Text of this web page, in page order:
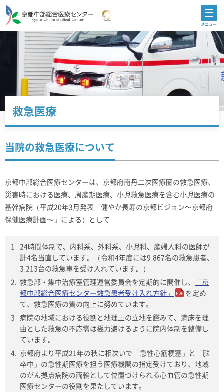
救急医療
当院の救急医療について
京都中部総合医療センターは、京都府南丹二次医療圏の救急医療、
災害時における医療、周産期医療、小児救急医療を含む小児医療の
基幹病院（平成20年3月発表「健やか長寿の京都ビジョン～京都府
保健医療計画～」による）として
24時間体制で、内科系、外科系、小児科、産婦人科の医師が
計4名当直しています。（令和4年度には9,867名の救急患者、
3,213台の救急車を受け入れています。）
救急部・集中治療室管理運営委員会を定期的に開催し、
「京
都中部総合医療センター救急患者受け入れ方針」
を定め
て、救急医療の質の向上に努めています。
病院の地域における役割と地理上の立地を鑑みて、満床を理
由とした救急の不応需は極力避けるように院内体制を整備し
ています。
京都府より平成21年の秋に相次いで「急性心筋梗塞」と「脳
卒中」の急性期医療を担う医療機関の指定受けており、地域
のがん拠点病院の両輪として位置づけられる心血管の急性期
医療センターの役割を果たしています。